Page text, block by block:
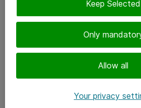
ainakin kiinnostaisi, jos
verkon yli Romaniaan.
Jos haluat sparrailla aiheesta
Only
Allow all
Keep Selected
Your privacy